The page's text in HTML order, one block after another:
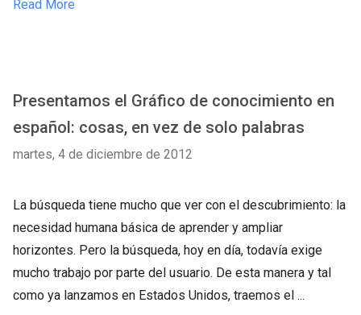
Read More
Presentamos el Gráfico de conocimiento en
español: cosas, en vez de solo palabras
martes, 4 de diciembre de 2012
La búsqueda tiene mucho que ver con el descubrimiento: la
necesidad humana básica de aprender y ampliar
horizontes. Pero la búsqueda, hoy en día, todavía exige
mucho trabajo por parte del usuario. De esta manera y tal
como ya lanzamos en Estados Unidos, traemos el ...